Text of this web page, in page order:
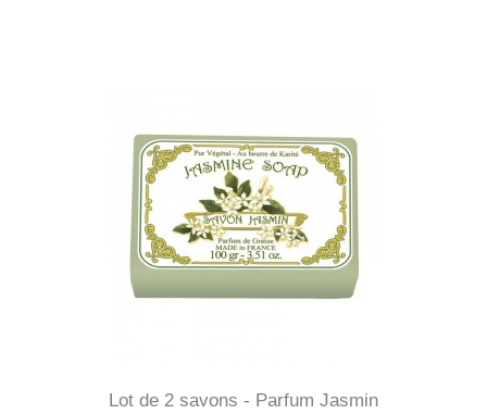
Lot de 2 savons - Parfum Jasmin